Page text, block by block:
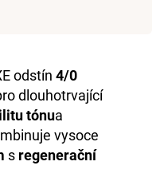
odstín 4/0
dlouhotrvající
tónua
vysoce
s regenerační